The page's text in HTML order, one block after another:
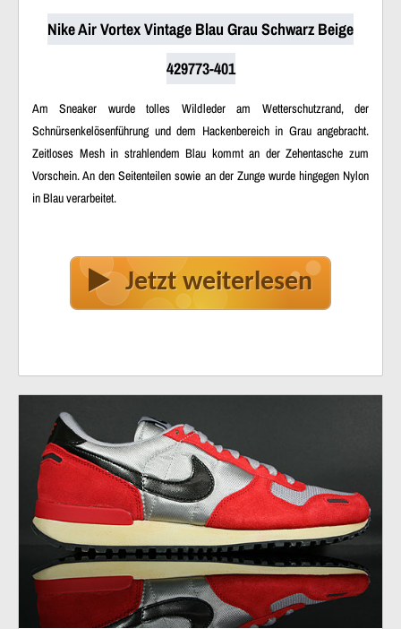
Nike Air Vortex Vintage Blau Grau Schwarz Beige
429773-401
Am Sneaker wurde tolles Wildleder am Wetterschutzrand, der
Schnürsenkelösenführung und dem Hackenbereich in Grau angebracht.
Zeitloses Mesh in strahlendem Blau kommt an der Zehentasche zum
Vorschein. An den Seitenteilen sowie an der Zunge wurde hingegen Nylon
in Blau verarbeitet.
Jetzt weiterlesen